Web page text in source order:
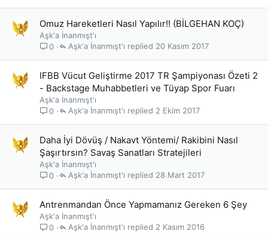
Omuz Hareketleri Nasıl Yapılır!! (BİLGEHAN KOÇ)
Aşk'a İnanmışt'ı
0
20 Kasım 2017
Aşk'a İnanmışt'ı
IFBB Vücut Geliştirme 2017 TR Şampiyonası Özeti 2
- Backstage Muhabbetleri ve Tüyap Spor Fuarı
Aşk'a İnanmışt'ı
0
2 Ekim 2017
Aşk'a İnanmışt'ı
Daha İyi Dövüş / Nakavt Yöntemi/ Rakibini Nasıl
Şaşırtırsın? Savaş Sanatları Stratejileri
Aşk'a İnanmışt'ı
0
28 Mart 2017
Aşk'a İnanmışt'ı
Antrenmandan Önce Yapmamanız Gereken 6 Şey
Aşk'a İnanmışt'ı
0
2 Kasım 2016
Aşk'a İnanmışt'ı